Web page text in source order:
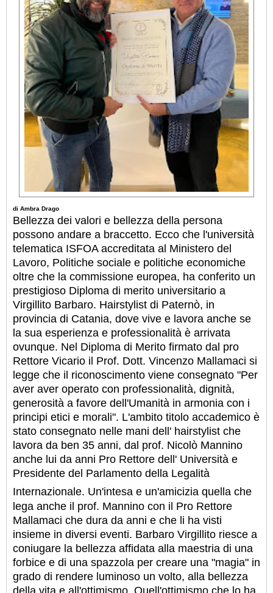
di Ambra Drago
Bellezza dei valori e bellezza della persona
possono andare a braccetto. Ecco che l'università
telematica ISFOA accreditata al Ministero del
Lavoro, Politiche sociale e politiche economiche
oltre che la commissione europea, ha conferito un
prestigioso Diploma di merito universitario a
Virgillito Barbaro. Hairstylist di Paternò, in
provincia di Catania, dove vive e lavora anche se
la sua esperienza e professionalità è arrivata
ovunque. Nel Diploma di Merito firmato dal pro
Rettore Vicario il Prof. Dott. Vincenzo Mallamaci si
legge che il riconoscimento viene consegnato "Per
aver aver operato con professionalità, dignità,
generosità a favore dell'Umanità in armonia con i
principi etici e morali". L'ambito titolo accademico è
stato consegnato nelle mani dell' hairstylist che
lavora da ben 35 anni, dal prof. Nicolò Mannino
anche lui da anni Pro Rettore dell' Università e
Presidente del Parlamento della Legalità
Internazionale. Un'intesa e un'amicizia quella che
lega anche il prof. Mannino con il Pro Rettore
Mallamaci che dura da anni e che li ha visti
insieme in diversi eventi. Barbaro Virgillito riesce a
coniugare la bellezza affidata alla maestria di una
forbice e di una spazzola per creare una "magia" in
grado di rendere luminoso un volto, alla bellezza